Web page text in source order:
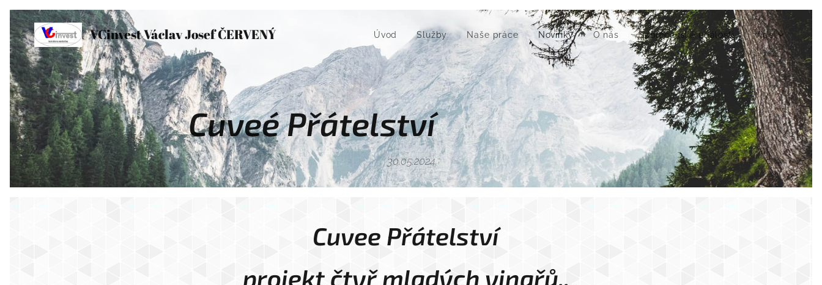
VCinvest Václav Josef ČERVENÝ Úvod Služby Naše práce Novinky O nás Společenské události Více
Cuveé Přátelství
30.05.2024
Cuvee Přátelství
projekt čtyř mladých vinařů....